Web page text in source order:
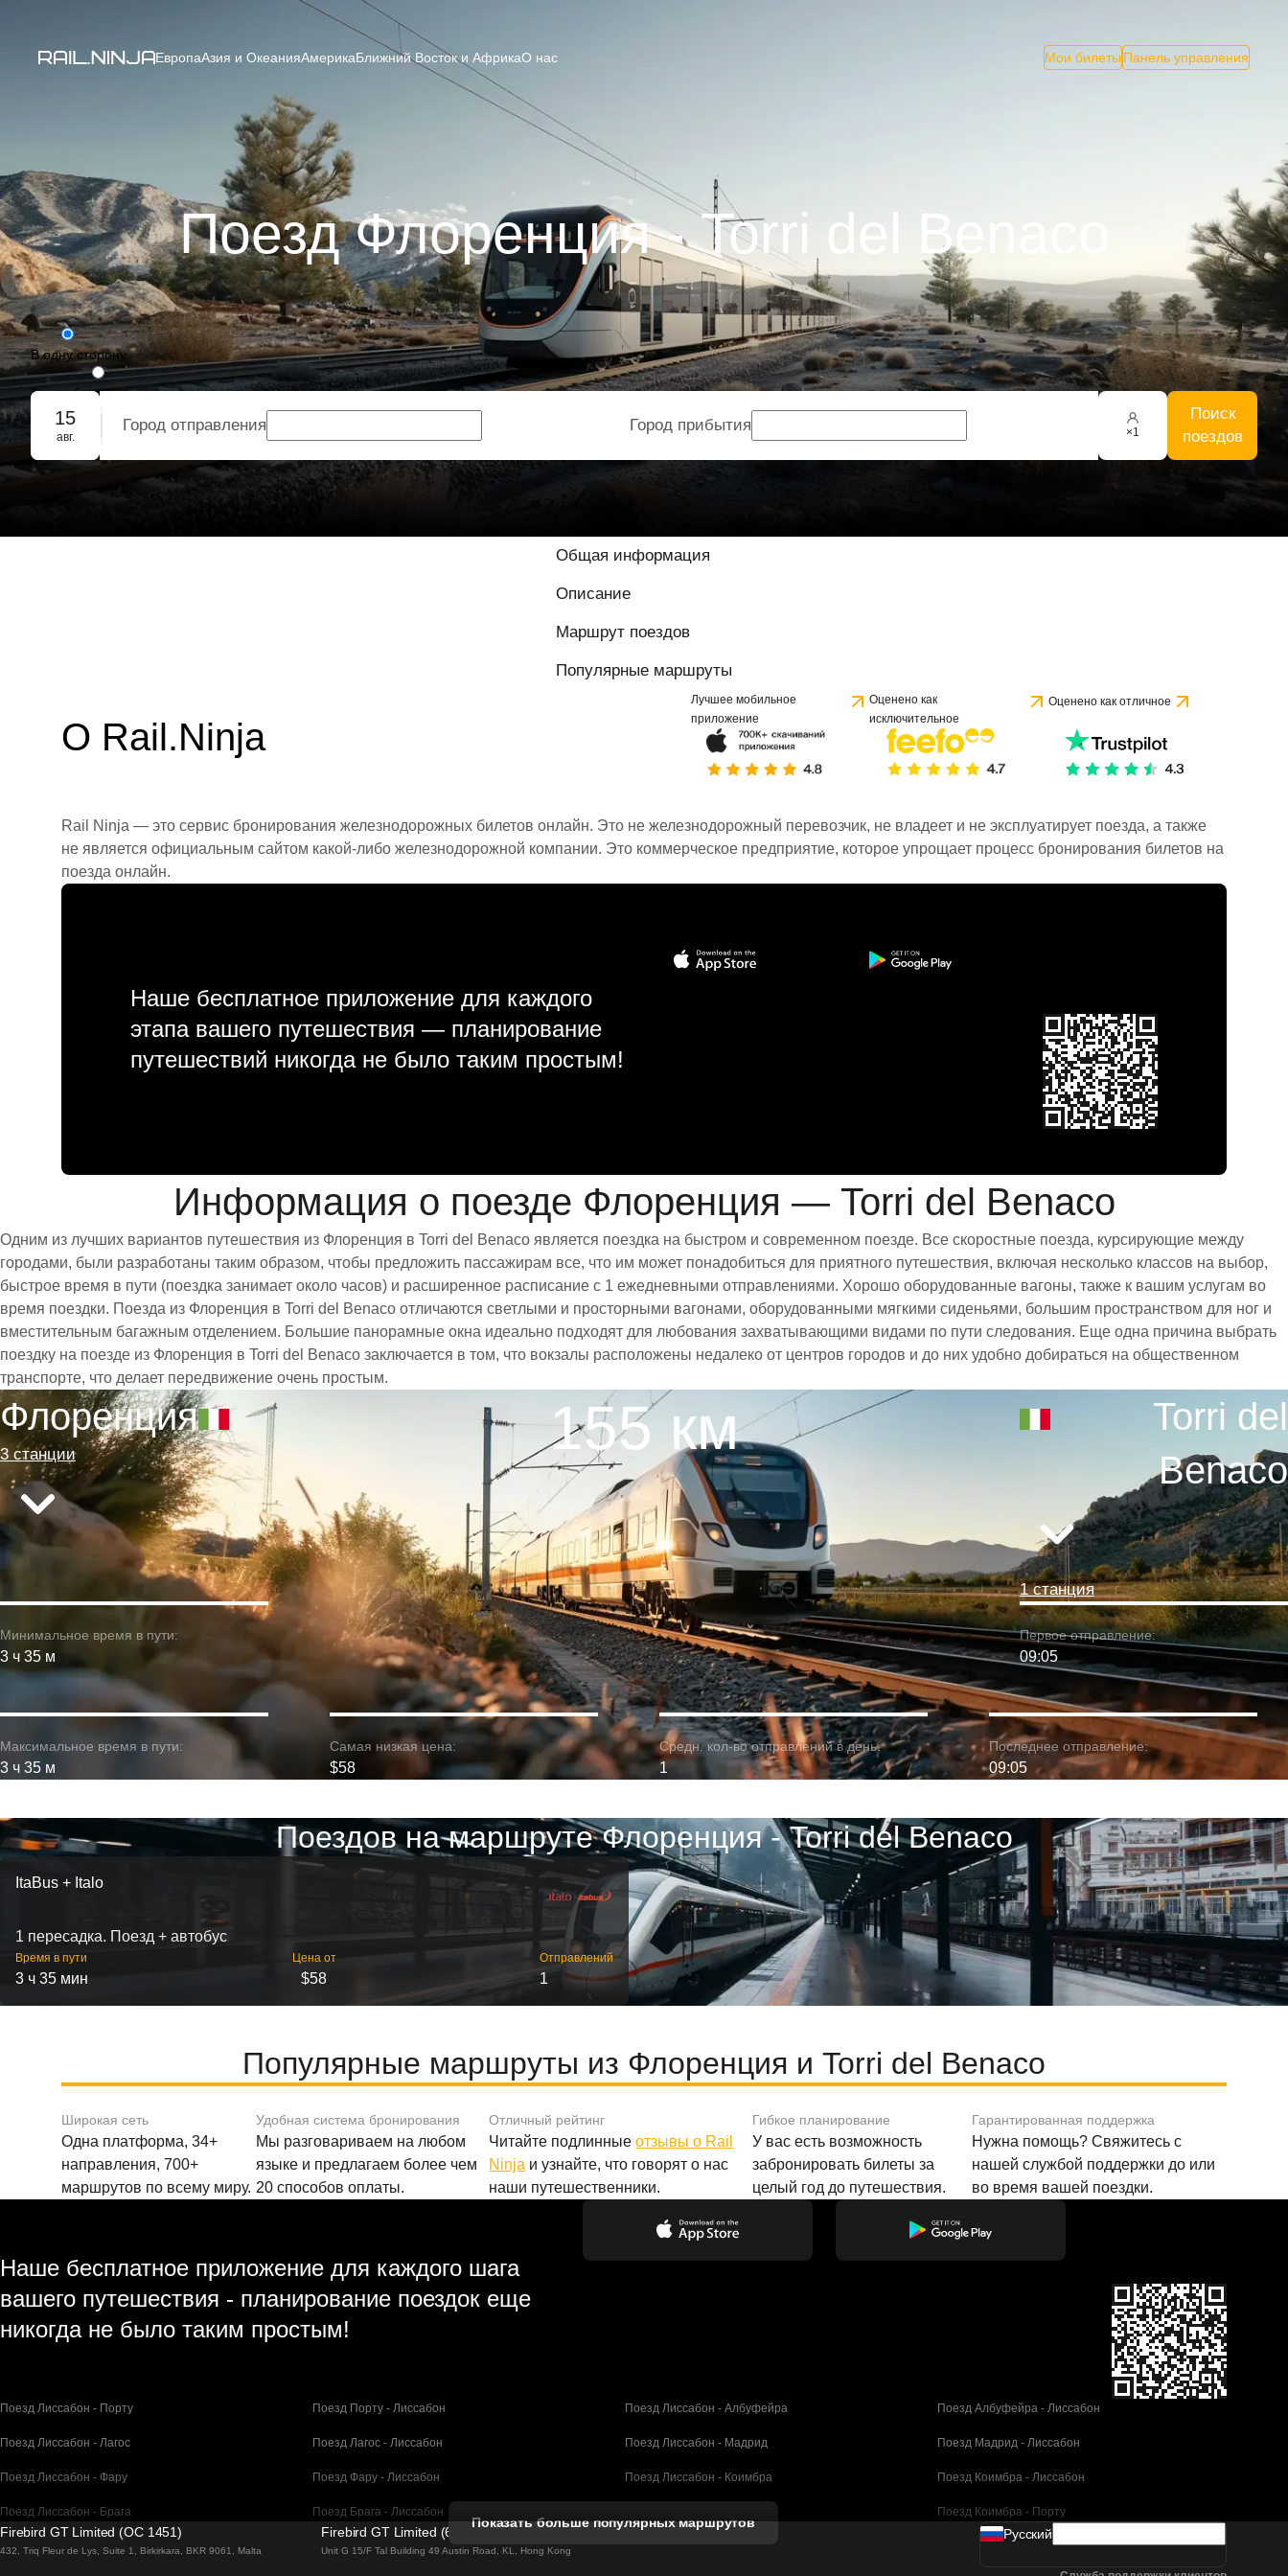
ЕвропаАзия и ОкеанияАмерикаБлижний Восток и АфрикаО нас Мои билеты Панель управления
Поезд Флоренция - Torri del Benaco
В одну сторону
Туда-обратно
Групповое бронирование
15
авг.
Город отправления Город прибытия ×1
Поиск
поездов
Общая информация
Описание
Маршрут поездов
Популярные маршруты
О Rail.Ninja
Лучшее мобильное
приложение
Оценено как
исключительное
Оценено как отличное
Rail Ninja — это сервис бронирования железнодорожных билетов онлайн. Это не железнодорожный перевозчик, не владеет и не эксплуатирует поезда, а также
не является официальным сайтом какой-либо железнодорожной компании. Это коммерческое предприятие, которое упрощает процесс бронирования билетов на
поезда онлайн.
Наше бесплатное приложение для каждого
этапа вашего путешествия — планирование
путешествий никогда не было таким простым!
Информация о поезде Флоренция — Torri del Benaco
Одним из лучших вариантов путешествия из Флоренция в Torri del Benaco является поездка на быстром и современном поезде. Все скоростные поезда, курсирующие между
городами, были разработаны таким образом, чтобы предложить пассажирам все, что им может понадобиться для приятного путешествия, включая несколько классов на выбор,
быстрое время в пути (поездка занимает около часов) и расширенное расписание с 1 ежедневными отправлениями. Хорошо оборудованные вагоны, также к вашим услугам во
время поездки. Поезда из Флоренция в Torri del Benaco отличаются светлыми и просторными вагонами, оборудованными мягкими сиденьями, большим пространством для ног и
вместительным багажным отделением. Большие панорамные окна идеально подходят для любования захватывающими видами по пути следования. Еще одна причина выбрать
поездку на поезде из Флоренция в Torri del Benaco заключается в том, что вокзалы расположены недалеко от центров городов и до них удобно добираться на общественном
транспорте, что делает передвижение очень простым.
Флоренция
3 станции 155 км
Torri del
Benaco
1 станция
Минимальное время в пути:
3 ч 35 м
Первое отправление:
09:05
Максимальное время в пути:
3 ч 35 м
Самая низкая цена:
$58
Средн. кол-во отправлений в день:
1
Последнее отправление:
09:05
Поездов на маршруте Флоренция - Torri del Benaco
ItaBus + Italo
1 пересадка. Поезд + автобус
Время в пути
3 ч 35 мин
Цена от
$58
Отправлений
1
Популярные маршруты из Флоренция и Torri del Benaco
Широкая сеть
Одна платформа, 34+
направления, 700+
маршрутов по всему миру.
Удобная система бронирования
Мы разговариваем на любом
языке и предлагаем более чем
20 способов оплаты.
Отличный рейтинг
Читайте подлинныеотзывы о Rail
Ninja и узнайте, что говорят о нас
наши путешественники.
Гибкое планирование
У вас есть возможность
забронировать билеты за
целый год до путешествия.
Гарантированная поддержка
Нужна помощь? Свяжитесь с
нашей службой поддержки до или
во время вашей поездки.
Наше бесплатное приложение для каждого шага
вашего путешествия - планирование поездок еще
никогда не было таким простым!
Поезд Лиссабон - Порту Поезд Порту - Лиссабон Поезд Лиссабон - Албуфейра Поезд Албуфейра - Лиссабон
Поезд Лиссабон - Лагос Поезд Лагос - Лиссабон Поезд Лиссабон - Мадрид Поезд Мадрид - Лиссабон
Поезд Лиссабон - Фару Поезд Фару - Лиссабон Поезд Лиссабон - Коимбра Поезд Коимбра - Лиссабон
Поезд Лиссабон - Брага Поезд Брага - Лиссабон Поезд Коимбра - Порту
Поезд Барселона - Мадрид Поезд Мадрид - Барселона Поезд Валенсия - Барселона
Показать больше популярных маршрутов
Firebird GT Limited (OC 1451)
432, Triq Fleur de Lys, Suite 1, Birkirkara, BKR 9061, Malta
Firebird GT Limited (61211989)
Unit G 15/F Tal Building 49 Austin Road, KL, Hong Kong
Pусский